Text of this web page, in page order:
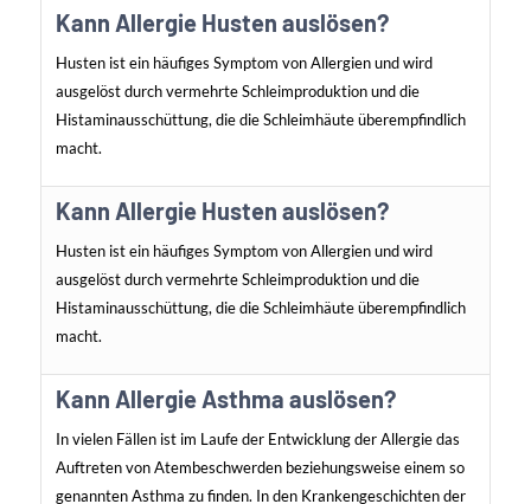
Kann Allergie Husten auslösen?
Husten ist ein häufiges Symptom von Allergien und wird
ausgelöst durch vermehrte Schleimproduktion und die
Histaminausschüttung, die die Schleimhäute überempfindlich
macht.
Kann Allergie Husten auslösen?
Husten ist ein häufiges Symptom von Allergien und wird
ausgelöst durch vermehrte Schleimproduktion und die
Histaminausschüttung, die die Schleimhäute überempfindlich
macht.
Kann Allergie Asthma auslösen?
In vielen Fällen ist im Laufe der Entwicklung der Allergie das
Auftreten von Atembeschwerden beziehungsweise einem so
genannten Asthma zu finden. In den Krankengeschichten der